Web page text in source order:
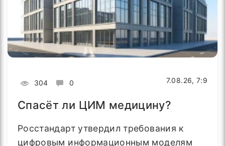
304 0 7.08.26, 7:9
Спасёт ли ЦИМ медицину?
Росстандарт утвердил требования к
цифровым информационным моделям